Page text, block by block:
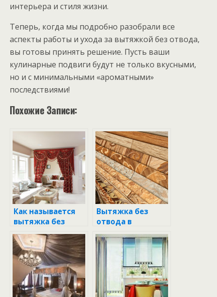
интерьера и стиля жизни.
Теперь, когда мы подробно разобрали все
аспекты работы и ухода за вытяжкой без отвода,
вы готовы принять решение. Пусть ваши
кулинарные подвиги будут не только вкусными,
но и с минимальными «ароматными»
последствиями!
Похожие Записи:
Как называется
вытяжка без
отвода в
вентиляцию
Вытяжка без
отвода в
вентиляцию: как
обеспечить
свежесть воздуха
в вашем доме